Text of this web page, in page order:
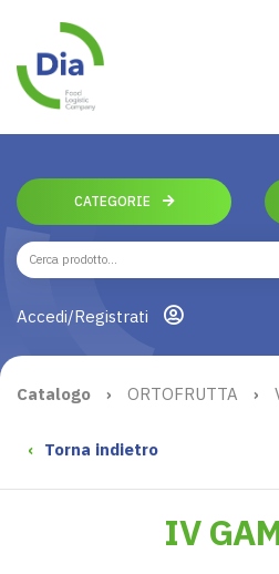
CATEGORIE
Accedi/Registrati
Catalogo › ORTOFRUTTA ›
‹ Torna indietro
IV